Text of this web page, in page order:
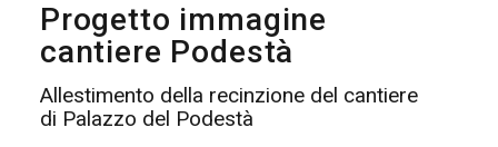
Progetto immagine
cantiere Podestà
Allestimento della recinzione del cantiere
di Palazzo del Podestà